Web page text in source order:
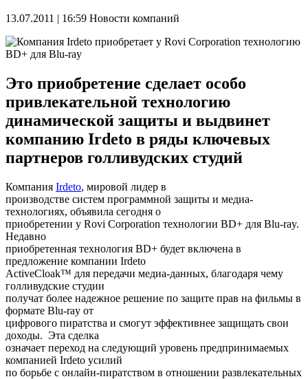
13.07.2011 | 16:59 Новости компаний
Это приобретение сделает особо
привлекательной технологию
динамической защиты и выдвинет
компанию Irdeto в ряды ключевых
партнеров голливудских студий
Компания Irdeto, мировой лидер в
производстве систем программной защиты и медиа-
технологиях, объявила сегодня о
приобретении у Rovi Corporation технологии BD+ для Blu-ray.
Недавно
приобретенная технология BD+ будет включена в
предложение компании Irdeto
ActiveCloak™ для передачи медиа-данных, благодаря чему
голливудские студии
получат более надежное решение по защите прав на фильмы в
формате Blu-ray от
цифрового пиратства и смогут эффективнее защищать свои
доходы. Эта сделка
означает переход на следующий уровень предпринимаемых
компанией Irdeto усилий
по борьбе с онлайн-пиратством в отношении развлекательных